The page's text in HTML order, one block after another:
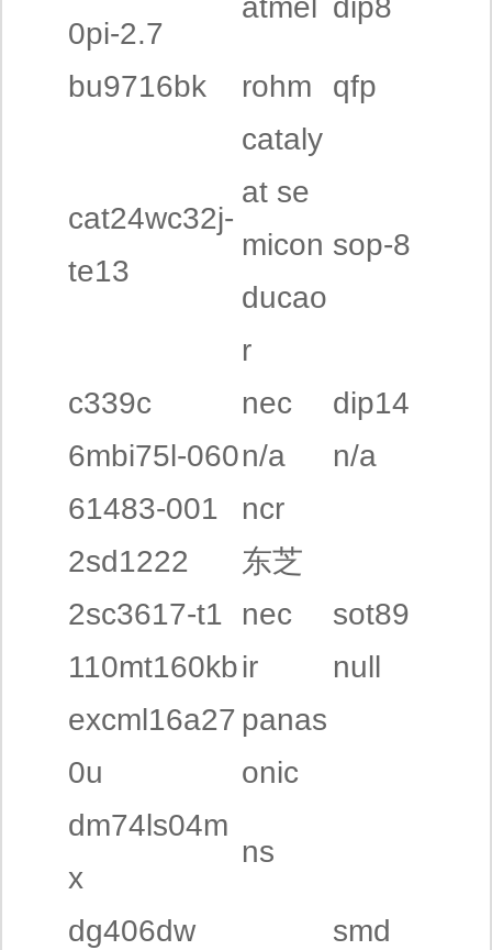
0pi-2.7
atmel dip8
bu9716bk rohm qfp
cat24wc32j-
te13
cataly
at se
micon
ducao
r
sop-8
c339c nec
dip14
6mbi75l-060n/a
n/a
61483-001
ncr
2sd1222
东芝
2sc3617-t1
nec
sot89
110mt160kbir
null
excml16a27
0u
panas
onic
dm74ls04m
x
ns
dg406dw smd